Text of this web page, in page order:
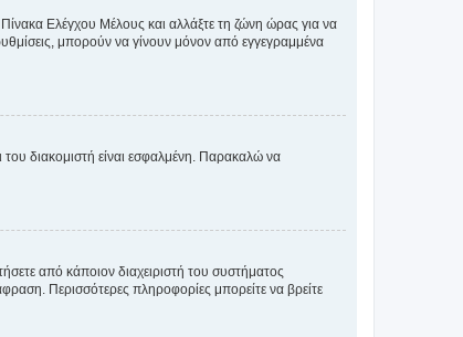
Ελέγχου Μέλους και αλλάξτε τη ζώνη ώρας για να
μπορούν να γίνουν μόνον από εγγεγραμμένα
του διακομιστή είναι εσφαλμένη. Παρακαλώ να
από κάποιον διαχειριστή του συστήματος
Περισσότερες πληροφορίες μπορείτε να βρείτε